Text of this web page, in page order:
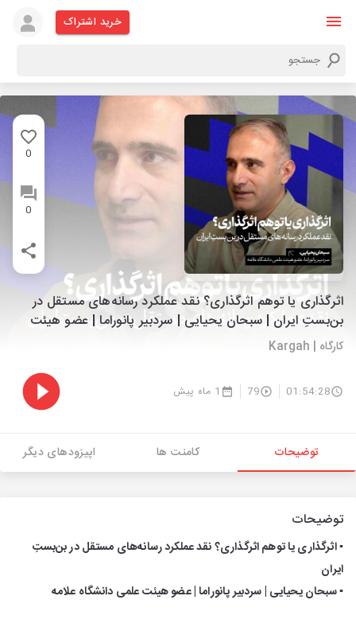
خرید اشتراک
0
0
اثرگذاری یا توهم اثرگذاری؟ نقد عملکرد رسانه‌های مستقل در
بن‌بستِ ایران | سبحان یحیایی | سردبیر پانوراما | عضو هیئت
علمی دانشگاه علامه
کارگاه | Kargah
01:54:28
79 1 ماه پیش
توضیحات کامنت ها اپیزودهای دیگر
توضیحات
▪️ اثرگذاری یا توهم اثرگذاری؟ نقد عملکرد رسانه‌های مستقل در بن‌بستِ
ایران
▪️ سبحان یحیایی | سردبیر پانوراما | عضو هیئت علمی دانشگاه علامه